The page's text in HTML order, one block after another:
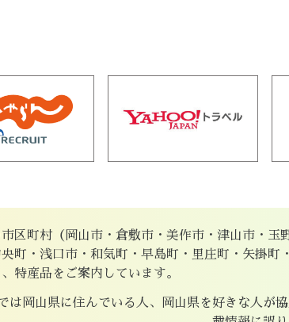
市区町村（岡山市・倉敷市・美作市・津山市・
町・浅口市・和気町・早島町・里庄町・矢掛
特産品をご案内しています。
は岡山県に住んでいる人、岡山県を好きな人が